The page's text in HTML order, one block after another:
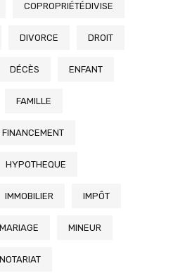
COPROPRIÉTÉDIVISE
DIVORCE DROIT
DÉCÈS ENFANT
FAMILLE
FINANCEMENT
HYPOTHEQUE
IMMOBILIER IMPÔT
MARIAGE MINEUR
NOTARIAT